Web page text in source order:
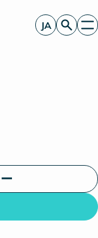
JA